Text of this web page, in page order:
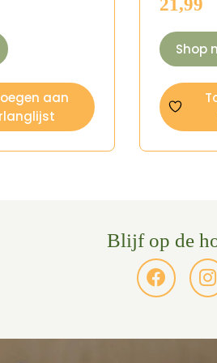
aan
21,99
Shop
Blijf op de